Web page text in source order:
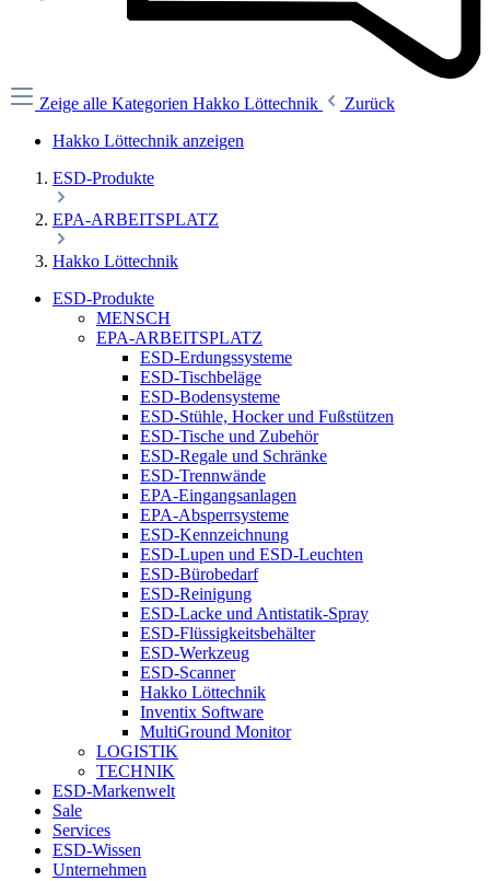
Zeige alle Kategorien Hakko Löttechnik
Zurück
Hakko Löttechnik anzeigen
ESD-Produkte
EPA-ARBEITSPLATZ
Hakko Löttechnik
ESD-Produkte
MENSCH
EPA-ARBEITSPLATZ
ESD-Erdungssysteme
ESD-Tischbeläge
ESD-Bodensysteme
ESD-Stühle, Hocker und Fußstützen
ESD-Tische und Zubehör
ESD-Regale und Schränke
ESD-Trennwände
EPA-Eingangsanlagen
EPA-Absperrsysteme
ESD-Kennzeichnung
ESD-Lupen und ESD-Leuchten
ESD-Bürobedarf
ESD-Reinigung
ESD-Lacke und Antistatik-Spray
ESD-Flüssigkeitsbehälter
ESD-Werkzeug
ESD-Scanner
Hakko Löttechnik
Inventix Software
MultiGround Monitor
LOGISTIK
TECHNIK
ESD-Markenwelt
Sale
Services
ESD-Wissen
Unternehmen